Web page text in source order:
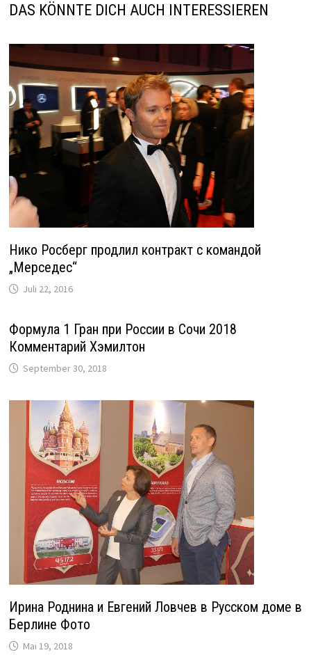
DAS KÖNNTE DICH AUCH INTERESSIEREN
Нико Росберг продлил контракт с командой
„Мерседес“
Juli 22, 2016
Формула 1 Гран при России в Сочи 2018
Комментарий Хэмилтон
September 30, 2018
Ирина Роднина и Евгений Ловчев в Русском доме в
Берлине Фото
Mai 19, 2018